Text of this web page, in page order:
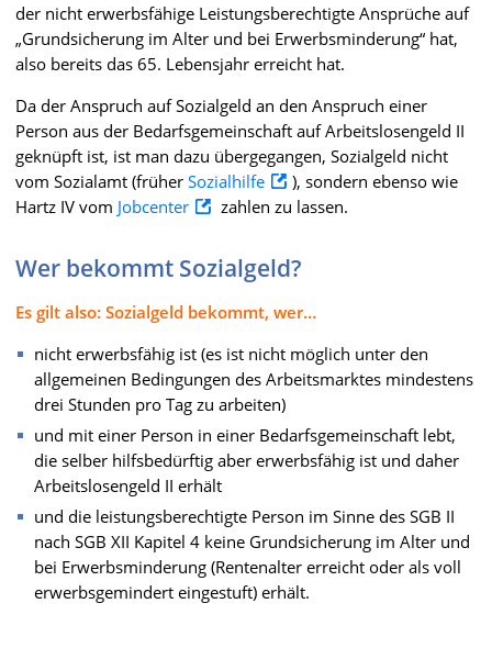
der nicht erwerbsfähige Leistungsberechtigte Ansprüche auf
„Grundsicherung im Alter und bei Erwerbsminderung“ hat,
also bereits das 65. Lebensjahr erreicht hat.
Da der Anspruch auf Sozialgeld an den Anspruch einer
Person aus der Bedarfsgemeinschaft auf Arbeitslosengeld II
geknüpft ist, ist man dazu übergegangen, Sozialgeld nicht
vom Sozialamt (früher Sozialhilfe
), sondern ebenso wie
Hartz IV vom Jobcenter zahlen zu lassen.
Wer bekommt Sozialgeld?
Es gilt also: Sozialgeld bekommt, wer…
nicht erwerbsfähig ist (es ist nicht möglich unter den
allgemeinen Bedingungen des Arbeitsmarktes mindestens
drei Stunden pro Tag zu arbeiten)
und mit einer Person in einer Bedarfsgemeinschaft lebt,
die selber hilfsbedürftig aber erwerbsfähig ist und daher
Arbeitslosengeld II erhält
und die leistungsberechtigte Person im Sinne des SGB II
nach SGB XII Kapitel 4 keine Grundsicherung im Alter und
bei Erwerbsminderung (Rentenalter erreicht oder als voll
erwerbsgemindert eingestuft) erhält.